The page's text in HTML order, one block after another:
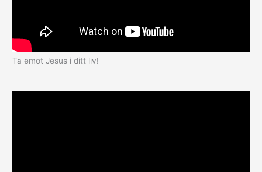
Ta emot Jesus i ditt liv!